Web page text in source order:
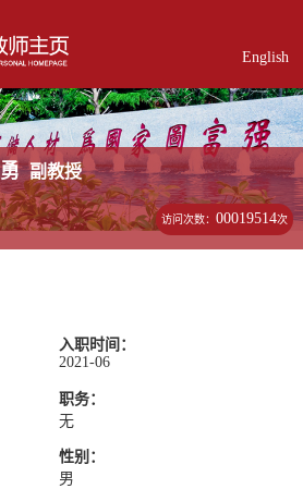
English
副教授
访问次数：00019514次
入职时间：
2021-06
职务：
无
性别：
男